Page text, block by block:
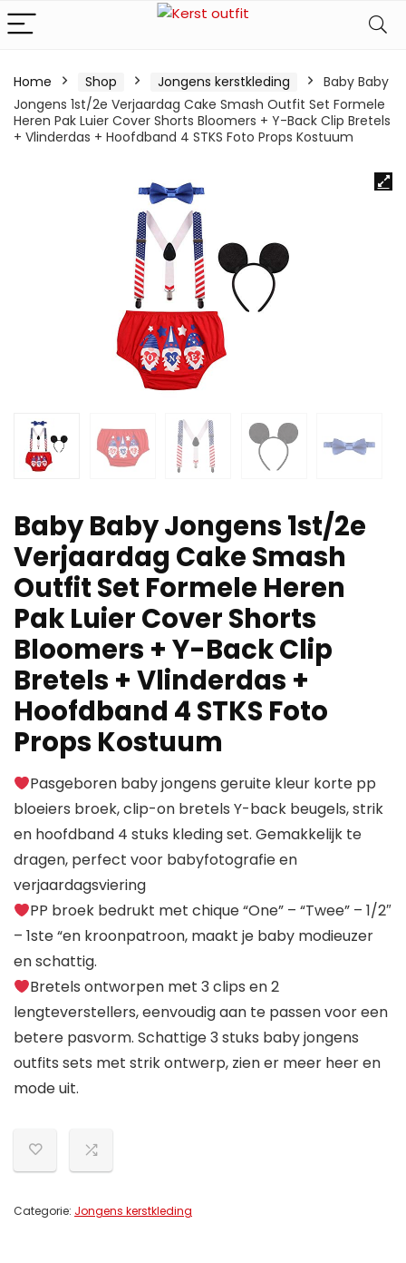
Home Shop Jongens kerstkleding
Baby Baby
Jongens 1st/2e Verjaardag Cake Smash Outfit Set Formele
Heren Pak Luier Cover Shorts Bloomers + Y-Back Clip Bretels
+ Vlinderdas + Hoofdband 4 STKS Foto Props Kostuum
Baby Baby Jongens 1st/2e
Verjaardag Cake Smash
Outfit Set Formele Heren
Pak Luier Cover Shorts
Bloomers + Y-Back Clip
Bretels + Vlinderdas +
Hoofdband 4 STKS Foto
Props Kostuum
Pasgeboren baby jongens geruite kleur korte pp
bloeiers broek, clip-on bretels Y-back beugels, strik
en hoofdband 4 stuks kleding set. Gemakkelijk te
dragen, perfect voor babyfotografie en
verjaardagsviering
PP broek bedrukt met chique “One” – “Twee” – 1/2″
– 1ste “en kroonpatroon, maakt je baby modieuzer
en schattig.
Bretels ontworpen met 3 clips en 2
lengteverstellers, eenvoudig aan te passen voor een
betere pasvorm. Schattige 3 stuks baby jongens
outfits sets met strik ontwerp, zien er meer heer en
mode uit.
Categorie: Jongens kerstkleding